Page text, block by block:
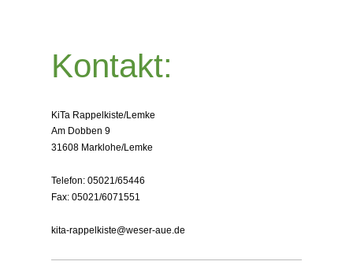
Kontakt:
KiTa Rappelkiste/Lemke
Am Dobben 9
31608 Marklohe/Lemke
Telefon: 05021/65446
Fax: 05021/6071551
kita-rappelkiste@weser-aue.de